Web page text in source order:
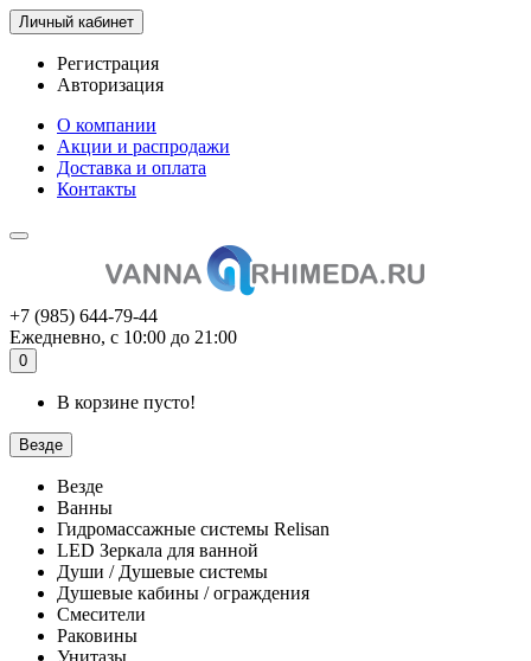
Личный кабинет
Регистрация
Авторизация
О компании
Акции и распродажи
Доставка и оплата
Контакты
+7 (985) 644-79-44
Ежедневно, с 10:00 до 21:00
0
В корзине пусто!
Везде
Везде
Ванны
Гидромассажные системы Relisan
LED Зеркала для ванной
Души / Душевые системы
Душевые кабины / ограждения
Смесители
Раковины
Унитазы